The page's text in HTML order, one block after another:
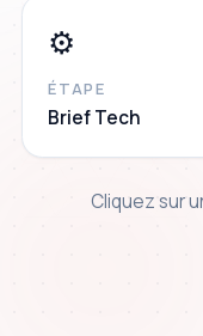
⚙️
ÉTAPE
Brief Tech
Cliquez sur